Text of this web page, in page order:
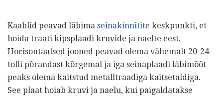
Kaablid peavad läbima seinakinnitite keskpunkti, et
hoida traati kipsplaadi kruvide ja naelte eest.
Horisontaalsed jooned peavad olema vähemalt 20-24
tolli põrandast kõrgemal ja iga seinaplaadi läbimõõt
peaks olema kaitstud metalltraadiga kaitsetaldiga.
See plaat hoiab kruvi ja naelu, kui paigaldatakse